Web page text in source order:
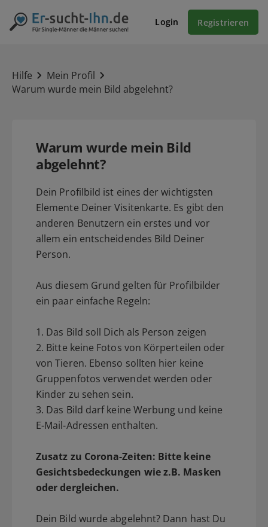
Login Registrieren
Hilfe
Mein Profil
Warum wurde mein Bild abgelehnt?
Warum wurde mein Bild
abgelehnt?
Dein Profilbild ist eines der wichtigsten
Elemente Deiner Visitenkarte. Es gibt den
anderen Benutzern ein erstes und vor
allem ein entscheidendes Bild Deiner
Person.
Aus diesem Grund gelten für Profilbilder
ein paar einfache Regeln:
1. Das Bild soll Dich als Person zeigen
2. Bitte keine Fotos von Körperteilen oder
von Tieren. Ebenso sollten hier keine
Gruppenfotos verwendet werden oder
Kinder zu sehen sein.
3. Das Bild darf keine Werbung und keine
E-Mail-Adressen enthalten.
Zusatz zu Corona-Zeiten: Bitte keine
Gesichtsbedeckungen wie z.B. Masken
oder dergleichen.
Dein Bild wurde abgelehnt? Dann hast Du